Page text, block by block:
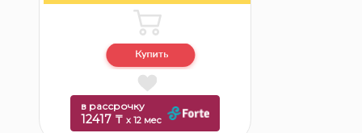
в рассрочку
12417 ₸ x 12 мес